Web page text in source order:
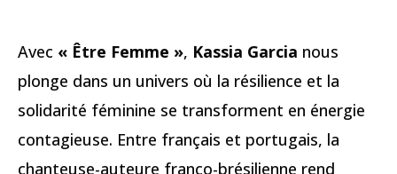
Avec « Être Femme », Kassia Garcia nous
plonge dans un univers où la résilience et la
solidarité féminine se transforment en énergie
contagieuse. Entre français et portugais, la
chanteuse-auteure franco-brésilienne rend